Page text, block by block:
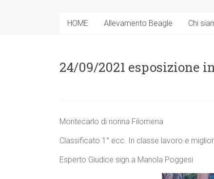
HOME Allevamento Beagle Chi
24/09/2021 esposizione
Montecarlo di nonna Filomena
Classificato 1° ecc. In classe lavoro e
Esperto Giudice sign.a Manola Poggesi